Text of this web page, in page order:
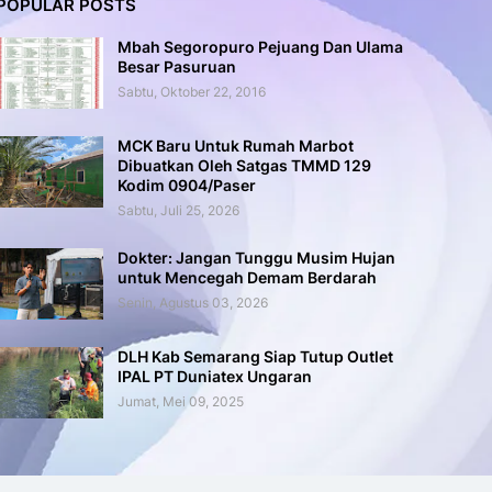
POSTS
Mbah Segoropuro Pejuang Dan Ulama
Besar Pasuruan
Sabtu, Oktober 22, 2016
MCK Baru Untuk Rumah Marbot
Dibuatkan Oleh Satgas TMMD 129
Kodim 0904/Paser
Sabtu, Juli 25, 2026
Dokter: Jangan Tunggu Musim Hujan
untuk Mencegah Demam Berdarah
Senin, Agustus 03, 2026
DLH Kab Semarang Siap Tutup Outlet
IPAL PT Duniatex Ungaran
Jumat, Mei 09, 2025